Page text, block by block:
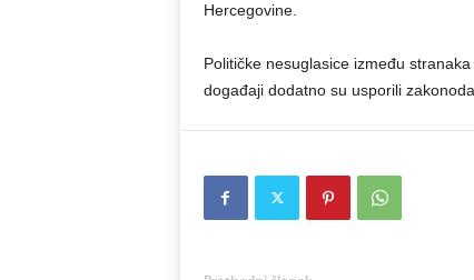
Hercegovine.
Političke nesuglasice između
događaji dodatno su usporili